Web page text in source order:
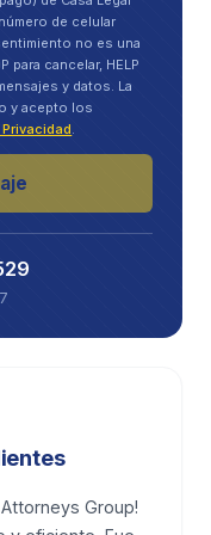
aseguradoras
un porcentaje de
intentan
trampas
Eso puede
que
y qué hacer
de celular
no es una
para cancelar, HELP
y datos. La
y acepto los
.
Group!